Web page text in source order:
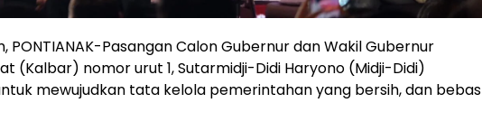
PONTIANAK-Pasangan Calon Gubernur dan Wakil Gubernur
(Kalbar) nomor urut 1, Sutarmidji-Didi Haryono (Midji-Didi)
mewujudkan tata kelola pemerintahan yang bersih, dan bebas